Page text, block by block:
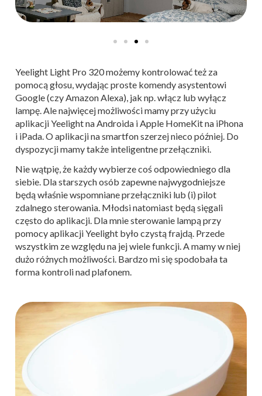
Yeelight Light Pro 320 możemy kontrolować też za
pomocą głosu, wydając proste komendy asystentowi
Google (czy Amazon Alexa), jak np. włącz lub wyłącz
lampę. Ale najwięcej możliwości mamy przy użyciu
aplikacji Yeelight na Androida i Apple HomeKit na iPhona
i iPada. O aplikacji na smartfon szerzej nieco później. Do
dyspozycji mamy także inteligentne przełączniki.
Nie wątpię, że każdy wybierze coś odpowiedniego dla
siebie. Dla starszych osób zapewne najwygodniejsze
będą właśnie wspomniane przełączniki lub (i) pilot
zdalnego sterowania. Młodsi natomiast będą sięgali
często do aplikacji. Dla mnie sterowanie lampą przy
pomocy aplikacji Yeelight było czystą frajdą. Przede
wszystkim ze względu na jej wiele funkcji. A mamy w niej
dużo różnych możliwości. Bardzo mi się spodobała ta
forma kontroli nad plafonem.